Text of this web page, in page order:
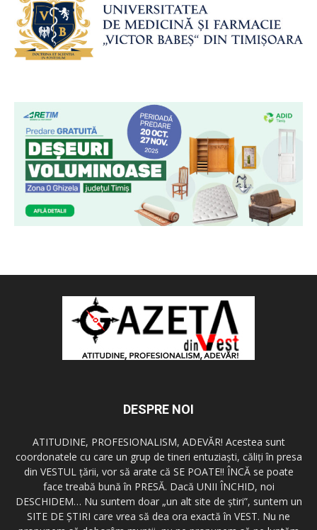
DESPRE NOI
ATITUDINE, PROFESIONALISM, ADEVĂR! Acestea sunt
coordonatele cu care un grup de tineri entuziaşti, căliţi în presa
din VESTUL ţării, vor să arate că SE POATE!! ÎNCĂ se poate
face treabă bună în PRESĂ. Dacă UNII ÎNCHID, noi
DESCHIDEM… Nu suntem doar „un alt site de ştiri”, suntem un
SITE DE ŞTIRI care vrea să dea ora exactă în VEST. Nu ne